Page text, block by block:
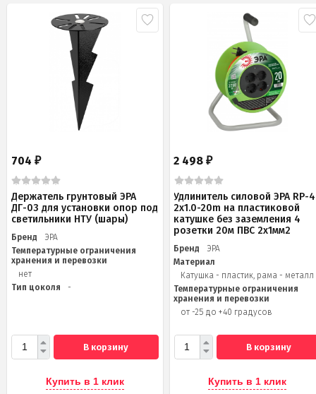
704 ₽
Держатель грунтовый ЭРА
ДГ-03 для установки опор под
светильники НТУ (шары)
Бренд
ЭРА
Температурные ограничения
хранения и перевозки
нет
Тип цоколя
-
В корзину
Купить в 1 клик
2 498₽
Удлинитель силовой ЭРА RP-
2x1.0-20m на пластиковой
катушке без заземления 4
розетки 20м ПВС 2х1мм2
Бренд
ЭРА
Материал
Катушка - пластик, рама - металл
Температурные ограничения
хранения и перевозки
от -25 до +40 градусов
В корзину
Купить в 1 клик